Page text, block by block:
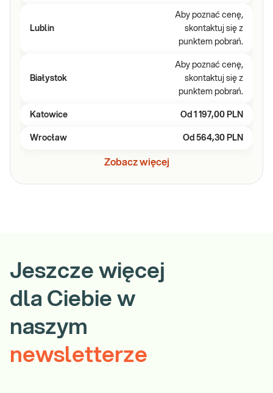
Lublin
Aby poznać cenę,
skontaktuj się z
punktem pobrań.
Białystok
Aby poznać cenę,
skontaktuj się z
punktem pobrań.
Katowice Od 1 197,00 PLN
Wrocław Od 564,30 PLN
Zobacz więcej
Jeszcze więcej
dla Ciebie w
naszym
newsletterze